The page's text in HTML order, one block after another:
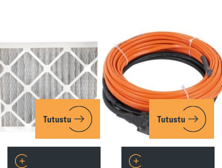
Tutustu Tutustu